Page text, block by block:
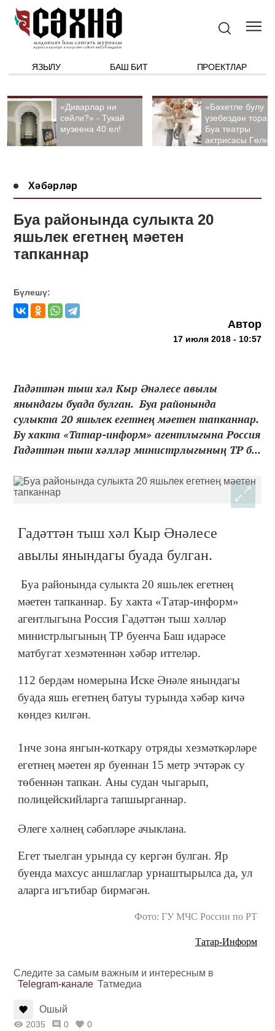
ЯЗЫЛУ БАШ БИТ ПРОЕКТЛАР
«Диварлар ни
сөйли?» - Тукай
музеена 40 ел!
«Бәхетле булу
үзебездән тора».
Буа театры
актрисасы
Хәбәрләр
Буа районында сулыкта 20
яшьлек егетнең мәетен
тапканнар
Бүлешү:
Автор
17 июля 2018 - 10:57
Гадәттән тыш хәл Кыр Әнәлесе авылы
янындагы буада булган. Буа районында
сулыкта 20 яшьлек егетнең мәетен тапканнар.
Бу хакта «Татар-информ» агентлыгына Россия
Гадәттән тыш хәлләр министрлыгының ТР б...
Гадәттән тыш хәл Кыр Әнәлесе
авылы янындагы буада булган.
Буа районында сулыкта 20 яшьлек егетнең
мәетен тапканнар. Бу хакта «Татар-информ»
агентлыгына Россия Гадәттән тыш хәлләр
министрлыгының ТР буенча Баш идарәсе
матбугат хезмәтеннән хәбәр иттеләр.
112 бердәм номерына Иске Әнәле янындагы
буада яшь егетнең батуы турында хәбәр кичә
көндез килгән.
1нче зона янгын-коткару отряды хезмәткәрләре
егетнең мәетен яр буеннан 15 метр эчтәрәк су
төбеннән тапкан. Аны судан чыгарып,
полицейскийларга тапшырганнар.
Әлеге хәлнең сәбәпләре ачыклана.
Егет тыелган урында су кергән булган. Яр
буенда махсус аншлаглар урнаштырылса да, ул
аларга игътибар бирмәгән.
Фото: ГУ МЧС России по РТ
Татар-Информ
Следите за самым важным и интересным в
Telegram-канале Татмедиа
Ошый
2035 0 0